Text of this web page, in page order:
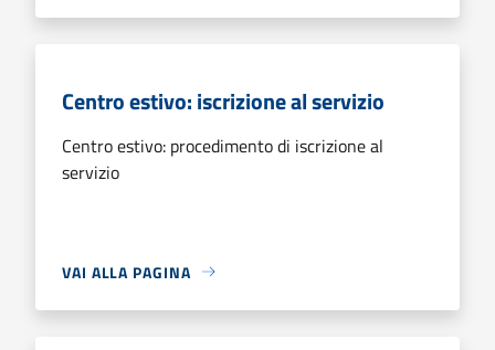
Centro estivo: iscrizione al servizio
Centro estivo: procedimento di iscrizione al
servizio
VAI ALLA PAGINA